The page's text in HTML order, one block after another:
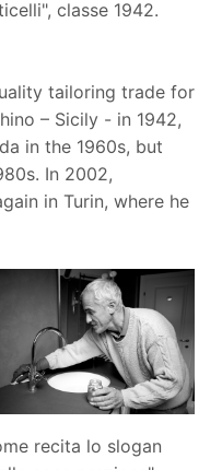
classe 1942.
tailoring trade for
– Sicily - in 1942,
in the 1960s, but
In 2002,
in Turin, where he
recita lo slogan